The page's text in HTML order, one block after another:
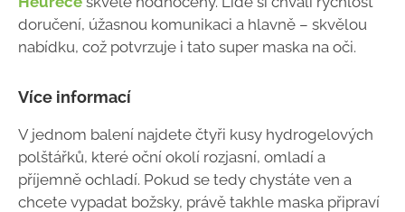
doručení, úžasnou komunikaci a hlavně – skvělou
nabídku, což potvrzuje i tato super maska na oči.
Více informací
V jednom balení najdete čtyři kusy hydrogelových
polštářků, které oční okolí rozjasní, omladí a
příjemně ochladí. Pokud se tedy chystáte ven a
chcete vypadat božsky, právě takhle maska připraví